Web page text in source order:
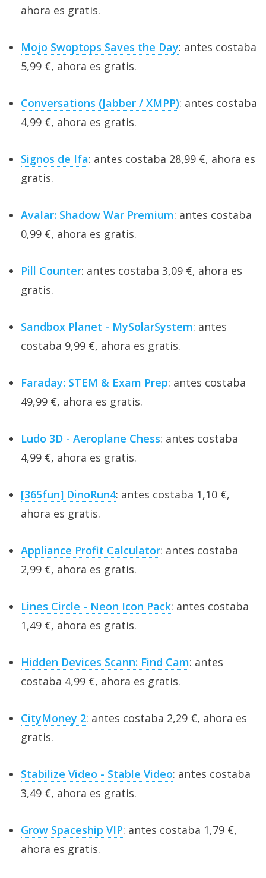
ahora es gratis.
Mojo Swoptops Saves the Day: antes costaba
5,99 €, ahora es gratis.
Conversations (Jabber / XMPP): antes costaba
4,99 €, ahora es gratis.
Signos de Ifa: antes costaba 28,99 €, ahora es
gratis.
Avalar: Shadow War Premium: antes costaba
0,99 €, ahora es gratis.
Pill Counter: antes costaba 3,09 €, ahora es
gratis.
Sandbox Planet - MySolarSystem: antes
costaba 9,99 €, ahora es gratis.
Faraday: STEM & Exam Prep: antes costaba
49,99 €, ahora es gratis.
Ludo 3D - Aeroplane Chess: antes costaba
4,99 €, ahora es gratis.
[365fun] DinoRun4: antes costaba 1,10 €,
ahora es gratis.
Appliance Profit Calculator: antes costaba
2,99 €, ahora es gratis.
Lines Circle - Neon Icon Pack: antes costaba
1,49 €, ahora es gratis.
Hidden Devices Scann: Find Cam: antes
costaba 4,99 €, ahora es gratis.
CityMoney 2: antes costaba 2,29 €, ahora es
gratis.
Stabilize Video - Stable Video: antes costaba
3,49 €, ahora es gratis.
Grow Spaceship VIP: antes costaba 1,79 €,
ahora es gratis.